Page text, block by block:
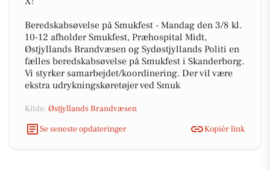
Beredskabsøvelse på Smukfest - Mandag den 3/8 kl.
10-12 afholder Smukfest, Præhospital Midt,
Østjyllands Brandvæsen og Sydøstjyllands Politi en
fælles beredskabsøvelse på Smukfest i Skanderborg.
Vi styrker samarbejdet/koordinering. Der vil være
ekstra udrykningskøretøjer ved Smuk
Kilde: Østjyllands Brandvæsen
Se seneste opdateringer
Kopiér link